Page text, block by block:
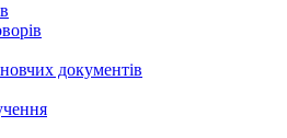
документів